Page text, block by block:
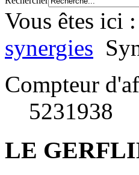
Vous êtes ici :
synergies
Compteur
5231938
LE